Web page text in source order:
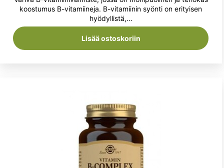
koostumus B-vitamiineja. B-vitamiinin syönti on erityisen
hyödyllistä,...
Lisää ostoskoriin